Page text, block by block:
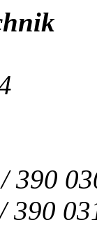
390
390